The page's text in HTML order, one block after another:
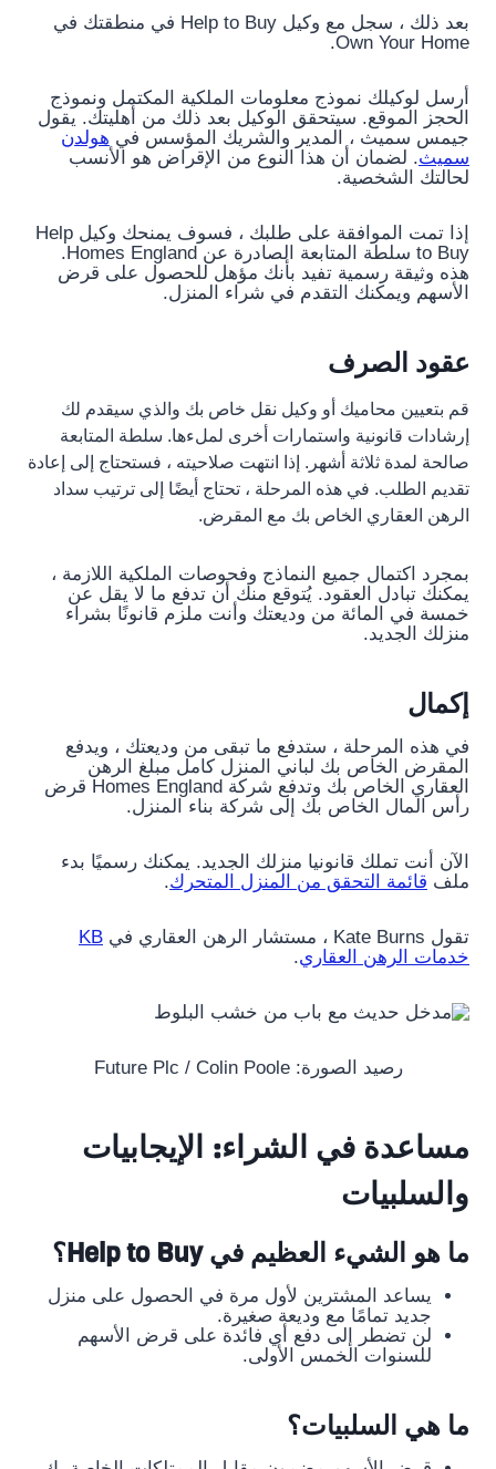
بعد ذلك ، سجل مع وكيل Help to Buy في منطقتك في
Own Your Home.
أرسل لوكيلك نموذج معلومات الملكية المكتمل ونموذج
الحجز الموقع. سيتحقق الوكيل بعد ذلك من أهليتك. يقول
جيمس سميث ، المدير والشريك المؤسس في هولدن
سميث. لضمان أن هذا النوع من الإقراض هو الأنسب
لحالتك الشخصية.
إذا تمت الموافقة على طلبك ، فسوف يمنحك وكيل Help
to Buy سلطة المتابعة الصادرة عن Homes England.
هذه وثيقة رسمية تفيد بأنك مؤهل للحصول على قرض
الأسهم ويمكنك التقدم في شراء المنزل.
عقود الصرف
قم بتعيين محاميك أو وكيل نقل خاص بك والذي سيقدم لك
إرشادات قانونية واستمارات أخرى لملءها. سلطة المتابعة
صالحة لمدة ثلاثة أشهر. إذا انتهت صلاحيته ، فستحتاج إلى إعادة
تقديم الطلب. في هذه المرحلة ، تحتاج أيضًا إلى ترتيب سداد
الرهن العقاري الخاص بك مع المقرض.
بمجرد اكتمال جميع النماذج وفحوصات الملكية اللازمة ،
يمكنك تبادل العقود. يُتوقع منك أن تدفع ما لا يقل عن
خمسة في المائة من وديعتك وأنت ملزم قانونًا بشراء
منزلك الجديد.
إكمال
في هذه المرحلة ، ستدفع ما تبقى من وديعتك ، ويدفع
المقرض الخاص بك لباني المنزل كامل مبلغ الرهن
العقاري الخاص بك وتدفع شركة Homes England قرض
رأس المال الخاص بك إلى شركة بناء المنزل.
الآن أنت تملك قانونيا منزلك الجديد. يمكنك رسميًا بدء
ملف قائمة التحقق من المنزل المتحرك.
تقول Kate Burns ، مستشار الرهن العقاري في
KB
خدمات الرهن العقاري.
رصيد الصورة: Future Plc / Colin Poole
مساعدة في الشراء: الإيجابيات
والسلبيات
ما هو الشيء العظيم في Help to Buy؟
يساعد المشترين لأول مرة في الحصول على منزل
جديد تمامًا مع وديعة صغيرة.
لن تضطر إلى دفع أي فائدة على قرض الأسهم
للسنوات الخمس الأولى.
ما هي السلبيات؟